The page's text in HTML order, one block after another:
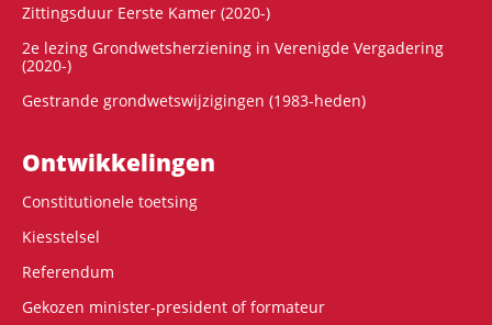
Zittingsduur Eerste Kamer (2020-)
2e lezing Grondwetsherziening in Verenigde Vergadering
(2020-)
Gestrande grondwetswijzigingen (1983-heden)
Ontwikke­lingen
Constitutionele toetsing
Kiesstelsel
Referendum
Gekozen minister-president of formateur